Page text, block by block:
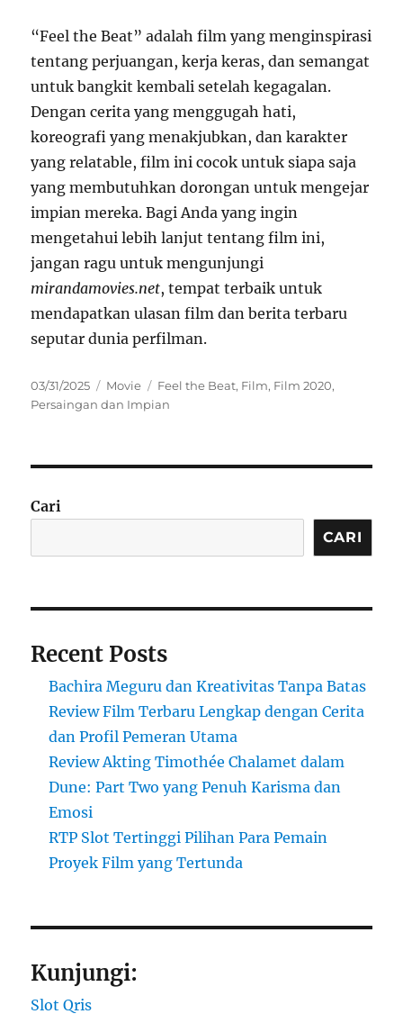
“Feel the Beat” adalah film yang menginspirasi
tentang perjuangan, kerja keras, dan semangat
untuk bangkit kembali setelah kegagalan.
Dengan cerita yang menggugah hati,
koreografi yang menakjubkan, dan karakter
yang relatable, film ini cocok untuk siapa saja
yang membutuhkan dorongan untuk mengejar
impian mereka. Bagi Anda yang ingin
mengetahui lebih lanjut tentang film ini,
jangan ragu untuk mengunjungi
mirandamovies.net, tempat terbaik untuk
mendapatkan ulasan film dan berita terbaru
seputar dunia perfilman.
Posted
on
03/31/2025 Categories
Movie Tags
Feel the Beat, Film, Film 2020,
Persaingan dan Impian
Cari
CARI
Recent Posts
Bachira Meguru dan Kreativitas Tanpa Batas
Review Film Terbaru Lengkap dengan Cerita
dan Profil Pemeran Utama
Review Akting Timothée Chalamet dalam
Dune: Part Two yang Penuh Karisma dan
Emosi
RTP Slot Tertinggi Pilihan Para Pemain
Proyek Film yang Tertunda
Kunjungi:
Slot Qris